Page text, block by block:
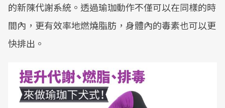
的新陳代謝系統。透過瑜珈動作不僅可以在同樣的時
間內，更有效率地燃燒脂肪，身體內的毒素也可以更
快排出。